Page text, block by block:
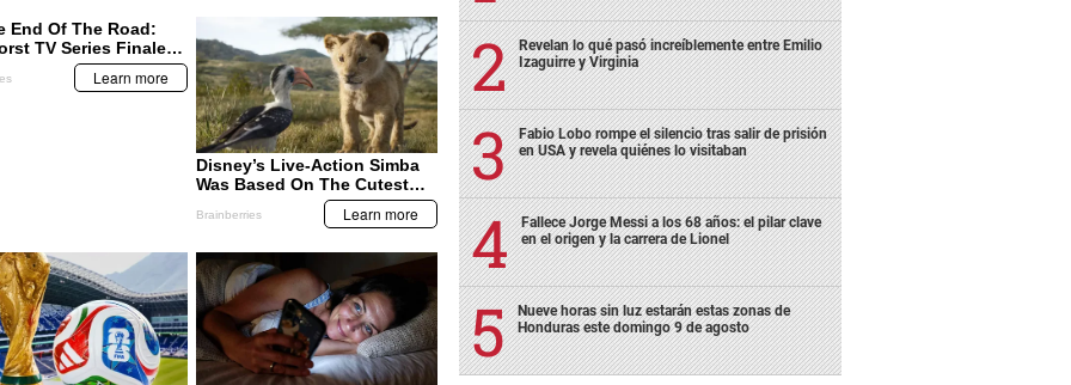
Revelan lo qué pasó increíblemente entre Emilio
Izaguirre y Virginia
Fabio Lobo rompe el silencio tras salir de prisión
en USA y revela quiénes lo visitaban
Fallece Jorge Messi a los 68 años: el pilar clave
en el origen y la carrera de Lionel
Nueve horas sin luz estarán estas zonas de
Honduras este domingo 9 de agosto